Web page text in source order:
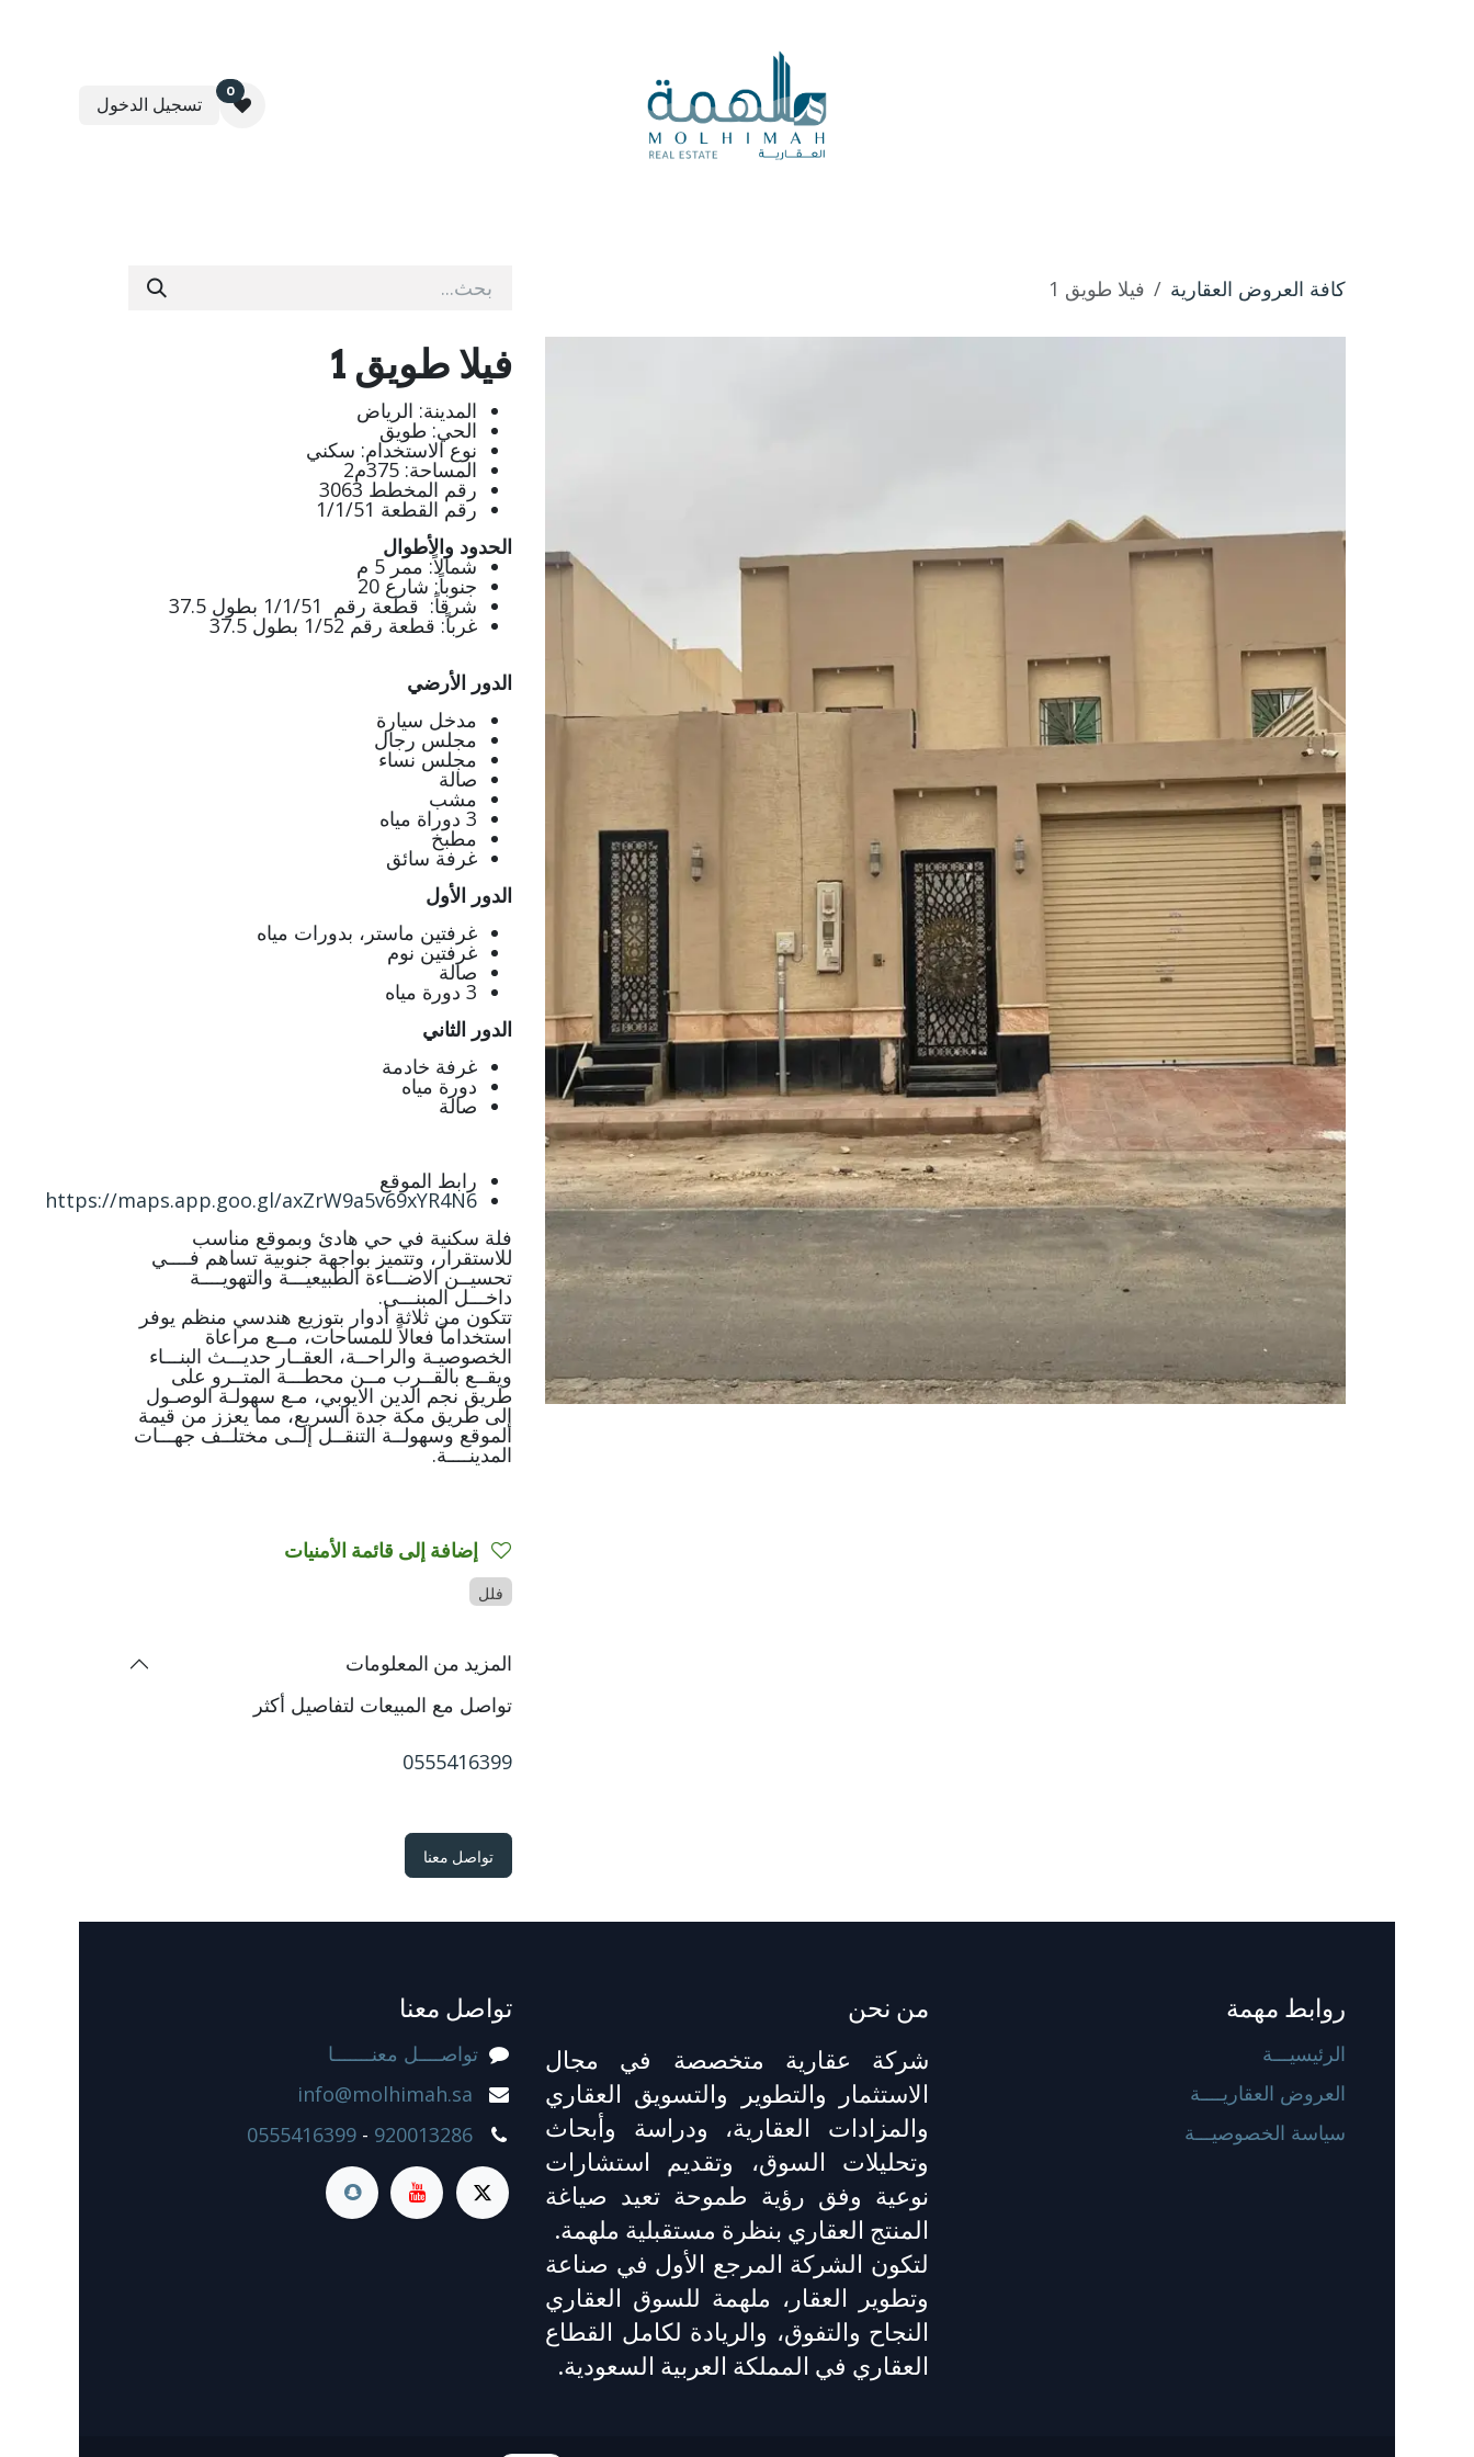
0
تسجيل الدخول
كافة العروض العقارية فيلا طويق 1
فيلا طويق 1
المدينة: الرياض
الحي: طويق
نوع الاستخدام: سكني
المساحة: 375م2
رقم المخطط 3063
رقم القطعة 1/1/51
الحدود والأطوال
شمالاً: ممر 5 م
جنوباً: شارع 20
شرقاً: قطعة رقم 1/1/51 بطول 37.5
غرباً: قطعة رقم 1/52 بطول 37.5
الدور الأرضي
مدخل سيارة
مجلس رجال
مجلس نساء
صالة
مشب
3 دوراة مياه
مطبخ
غرفة سائق
الدور الأول
غرفتين ماستر، بدورات مياه
غرفتين نوم
صالة
3 دورة مياه
الدور الثاني
غرفة خادمة
دورة مياه
صالة
رابط الموقع
https://maps.app.goo.gl/axZrW9a5v69xYR4N6
فلة سكنية في حي هادئ وبموقع مناسب
للاستقرار، وتتميز بواجهة جنوبية تساهم فــــي
تحسيــن الاضـــاءة الطبيعيـــة والتهويــــة
داخـــل المبنـــى.
تتكون من ثلاثة أدوار بتوزيع هندسي منظم يوفر
استخداماً فعالاً للمساحات، مــع مراعاة
الخصوصيـة والراحــة، العقــار حديـــث البنـــاء
ويقــع بالقــرب مــن محطـــة المتــرو على
طريق نجم الدين الايوبي، مـع سهولـة الوصـول
إلى طريق مكة جدة السريع، مما يعزز من قيمة
الموقع وسهولــة التنقــل إلــى مختلــف جهـــات
المدينــــة.
فلل
المزيد من المعلومات
تواصل مع المبيعات لتفاصيل أكثر
0555416399
​تواصل معنا
روابط مهمة
الرئيسيـــة
العروض العقاريــــة
سياسة الخصوصيـــة
من نحن
شركة عقارية متخصصة في مجال
الاستثمار والتطوير والتسويق العقاري
والمزادات العقارية، ودراسة وأبحاث
وتحليلات السوق، وتقديم استشارات
نوعية وفق رؤية طموحة تعيد صياغة
المنتج العقاري بنظرة مستقبلية ملهمة.
لتكون الشركة المرجع الأول في صناعة
وتطوير العقار، ملهمة للسوق العقاري
النجاح والتفوق، والريادة لكامل القطاع
العقاري في المملكة العربية السعودية.
تواصل معنا
تواصــــل معنـــــــا
info@molhimah.sa
920013286
-
0555416399